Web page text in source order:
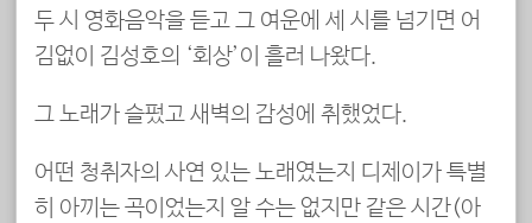
두 시 영화음악을 듣고 그 여운에 세 시를 넘기면 어
김없이 김성호의 ‘회상’이 흘러 나왔다.
그 노래가 슬펐고 새벽의 감성에 취했었다.
어떤 청취자의 사연 있는 노래였는지 디제이가 특별
히 아끼는 곡이었는지 알 수는 없지만 같은 시간(아